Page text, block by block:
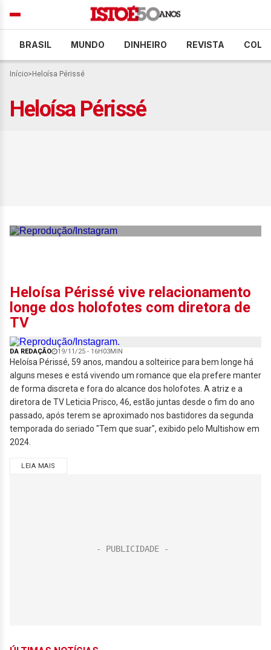
BRASIL MUNDO DINHEIRO REVISTA
Início> Heloísa Périssé
Heloísa Périssé
Heloísa Périssé vive relacionamento
longe dos holofotes com diretora de
TV
DA REDAÇÃO 19/11/25 - 16H03MIN
Heloísa Périssé, 59 anos, mandou a solteirice para bem longe há
alguns meses e está vivendo um romance que ela prefere manter
de forma discreta e fora do alcance dos holofotes. A atriz e a
diretora de TV Leticia Prisco, 46, estão juntas desde o fim do ano
passado, após terem se aproximado nos bastidores da segunda
temporada do seriado "Tem que suar", exibido pelo Multishow em
2024.
LEIA MAIS